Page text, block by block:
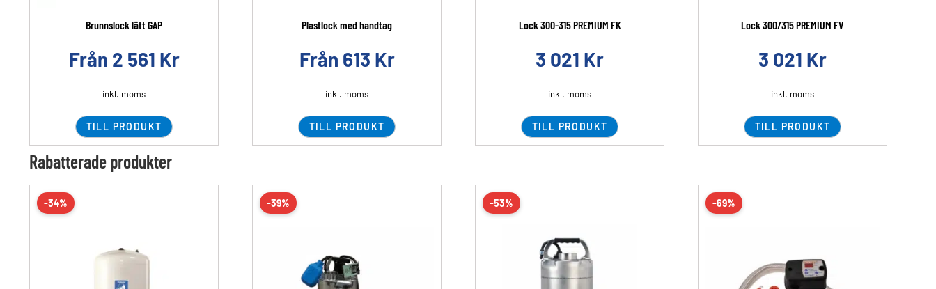
Brunnslock lätt GAP
Från 2 561 Kr
inkl. moms
TILL PRODUKT
Plastlock med handtag
Från 613 Kr
inkl. moms
TILL PRODUKT
Lock 300-315 PREMIUM FK
3 021 Kr
inkl. moms
TILL PRODUKT
Lock 300/315 PREMIUM FV
3 021 Kr
inkl. moms
TILL PRODUKT
Rabatterade produkter
-34% -39% -53% -69%